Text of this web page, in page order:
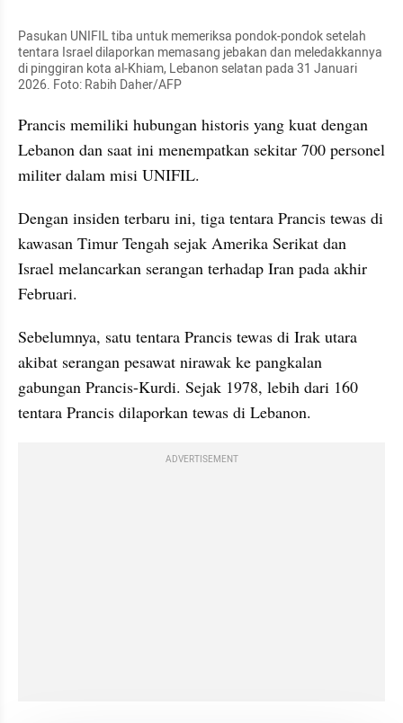
Pasukan UNIFIL tiba untuk memeriksa pondok-pondok setelah
tentara Israel dilaporkan memasang jebakan dan meledakkannya
di pinggiran kota al-Khiam, Lebanon selatan pada 31 Januari
2026. Foto: Rabih Daher/AFP
Prancis memiliki hubungan historis yang kuat dengan
Lebanon dan saat ini menempatkan sekitar 700 personel
militer dalam misi UNIFIL.
Dengan insiden terbaru ini, tiga tentara Prancis tewas di
kawasan Timur Tengah sejak Amerika Serikat dan
Israel melancarkan serangan terhadap Iran pada akhir
Februari.
Sebelumnya, satu tentara Prancis tewas di Irak utara
akibat serangan pesawat nirawak ke pangkalan
gabungan Prancis-Kurdi. Sejak 1978, lebih dari 160
tentara Prancis dilaporkan tewas di Lebanon.
ADVERTISEMENT